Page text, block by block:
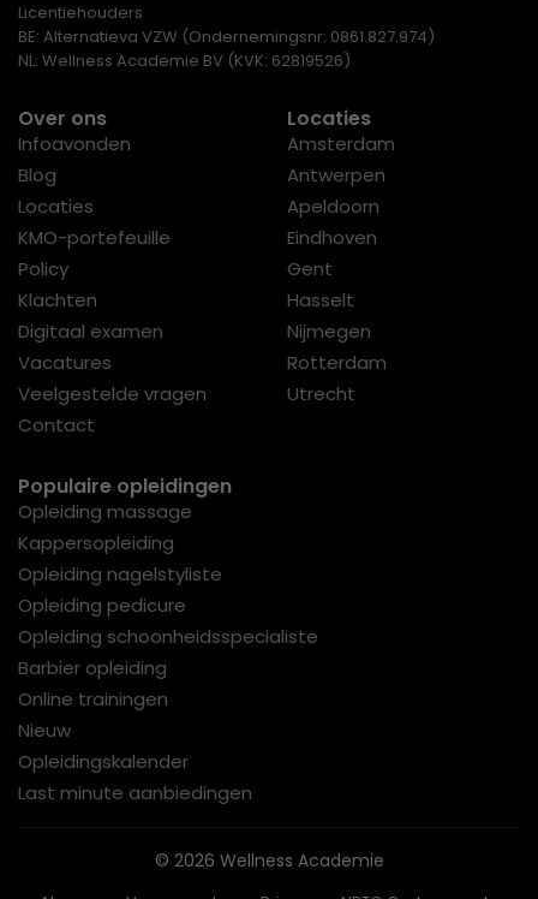
Licentiehouders
BE: Alternatieva VZW (Ondernemingsnr: 0861.827.974)
NL: Wellness Academie BV (KVK: 62819526)
Over ons
Infoavonden
Blog
Locaties
KMO-portefeuille
Policy
Klachten
Digitaal examen
Vacatures
Veelgestelde vragen
Contact
Locaties
Amsterdam
Antwerpen
Apeldoorn
Eindhoven
Gent
Hasselt
Nijmegen
Rotterdam
Utrecht
Populaire opleidingen
Opleiding massage
Kappersopleiding
Opleiding nagelstyliste
Opleiding pedicure
Opleiding schoonheidsspecialiste
Barbier opleiding
Online trainingen
Nieuw
Opleidingskalender
Last minute aanbiedingen
© 2026 Wellness Academie